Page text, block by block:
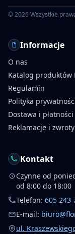
©2026Wszystkie
Informacje
O nas
Katalog produktów
Regulamin
Polityka
Dostawa i płatności
Reklamacje i zwroty
Kontakt
Czynne od
od 8:00 do 18:00
Telefon: 605 243
E-mail:
ul.